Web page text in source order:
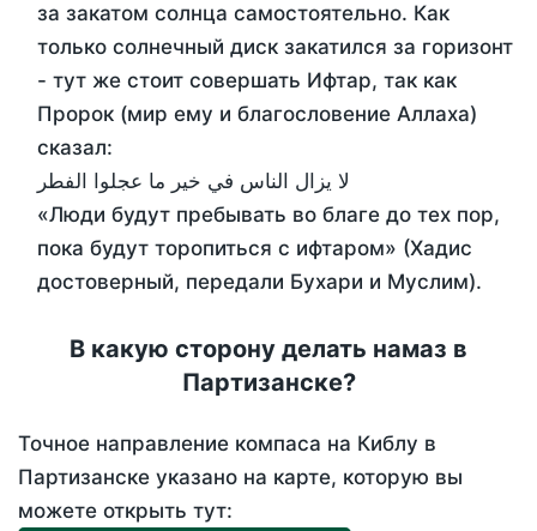
за закатом солнца самостоятельно. Как
только солнечный диск закатился за горизонт
- тут же стоит совершать Ифтар, так как
Пророк (мир ему и благословение Аллаха)
сказал:
لا يزال الناس في خير ما عجلوا الفطر
«Люди будут пребывать во благе до тех пор,
пока будут торопиться с ифтаром» (Хадис
достоверный, передали Бухари и Муслим).
В какую сторону делать намаз в
Партизанске?
Точное направление компаса на Киблу в
Партизанске указано на карте, которую вы
можете открыть тут: